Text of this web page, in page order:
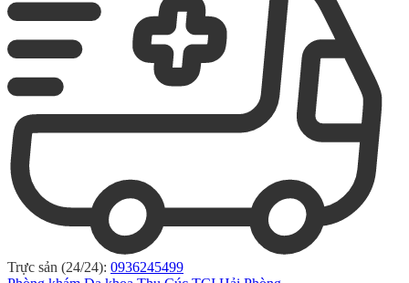
Trực sản (24/24): 0936245499